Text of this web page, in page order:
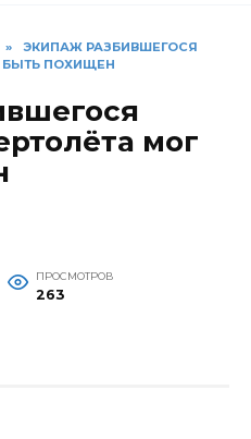
»
ЭКИПАЖ РАЗБИВШЕГОСЯ
БЫТЬ ПОХИЩЕН
мог
ПРОСМОТРОВ
263